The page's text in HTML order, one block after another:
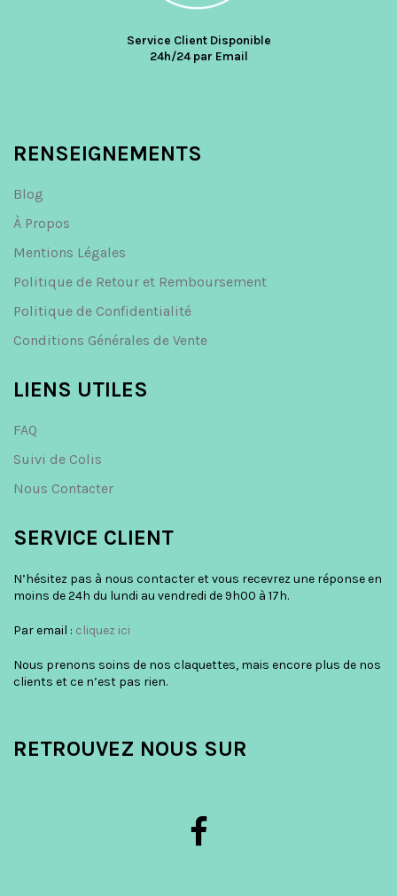
Service Client Disponible
24h/24 par Email
RENSEIGNEMENTS
Blog
À Propos
Mentions Légales
Politique de Retour et Remboursement
Politique de Confidentialité
Conditions Générales de Vente
LIENS UTILES
FAQ
Suivi de Colis
Nous Contacter
SERVICE CLIENT
N’hésitez pas à nous contacter et vous recevrez une réponse en
moins de 24h du lundi au vendredi de 9h00 à 17h.
Par email : cliquez ici
Nous prenons soins de nos claquettes, mais encore plus de nos
clients et ce n’est pas rien.
RETROUVEZ NOUS SUR